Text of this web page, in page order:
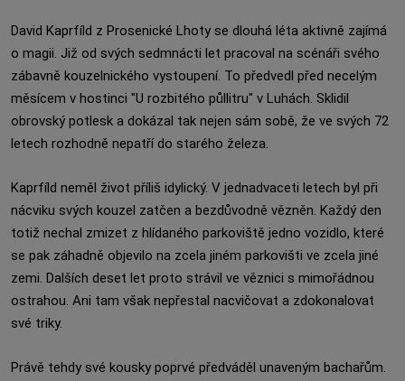
David Kaprfíld z Prosenické Lhoty se dlouhá léta aktivně zajímá
o magii. Již od svých sedmnácti let pracoval na scénáři svého
zábavně kouzelnického vystoupení. To předvedl před necelým
měsícem v hostinci "U rozbitého půllitru" v Luhách. Sklidil
obrovský potlesk a dokázal tak nejen sám sobě, že ve svých 72
letech rozhodně nepatří do starého železa.
Kaprfíld neměl život příliš idylický. V jednadvaceti letech byl při
nácviku svých kouzel zatčen a bezdůvodně vězněn. Každý den
totiž nechal zmizet z hlídaného parkoviště jedno vozidlo, které
se pak záhadně objevilo na zcela jiném parkovišti ve zcela jiné
zemi. Dalších deset let proto strávil ve věznici s mimořádnou
ostrahou. Ani tam však nepřestal nacvičovat a zdokonalovat
své triky.
Právě tehdy své kousky poprvé předváděl unaveným bachařům.